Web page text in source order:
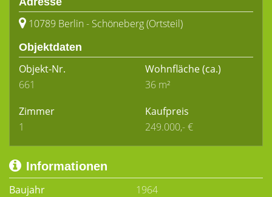
10789 Berlin - Schöneberg (Ortsteil)
Objektdaten
Objekt-Nr.
661
Wohnfläche(ca.)
36 m²
Zimmer
1
Kaufpreis
249.000,- €
Informationen
Baujahr
1964